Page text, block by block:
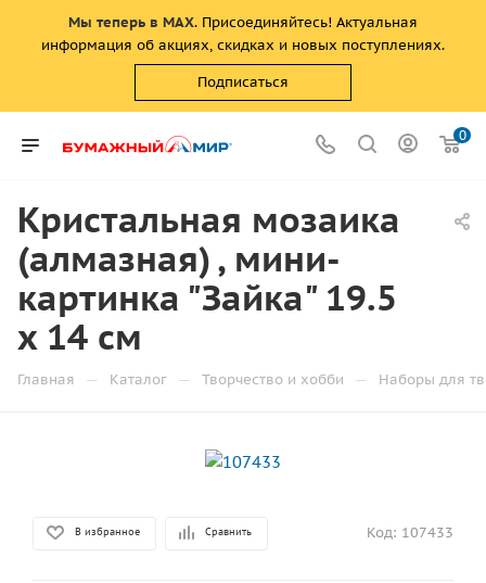
Мы теперь в MAX. Присоединяйтесь! Актуальная
информация об акциях, скидках и новых поступлениях.
Подписаться
0
Кристальная мозаика
(алмазная) , мини-
картинка "Зайка" 19.5
х 14 см
Главная — Каталог — Творчество и хобби — Наборы для
В избранное Сравнить Код: 107433